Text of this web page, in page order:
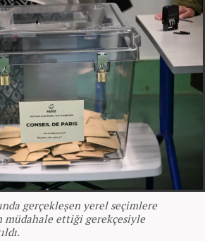
gerçekleşen yerel seçimlere
ettiği gerekçesiyle